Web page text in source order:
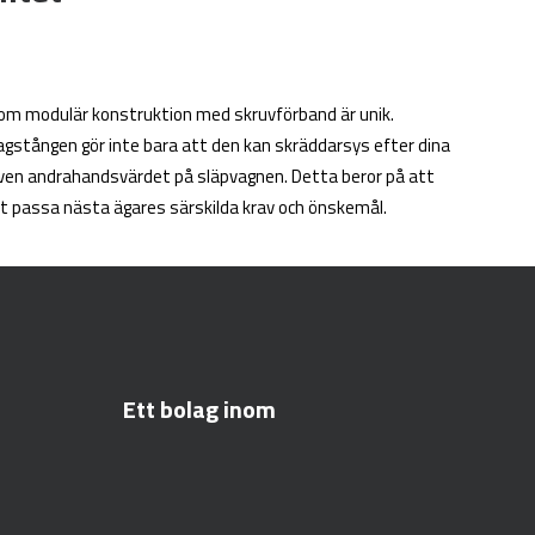
modulär konstruktion med skruvförband är unik.
gör inte bara att den kan skräddarsys efter dina
andrahandsvärdet på släpvagnen. Detta beror på att
nästa ägares särskilda krav och önskemål.
Ett bolag inom